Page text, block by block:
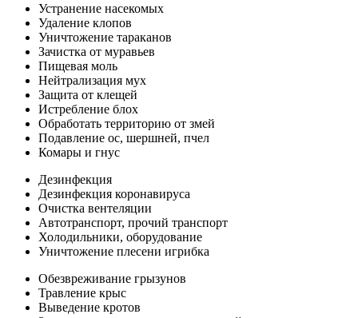
Устранение насекомых
Удаление клопов
Уничтожение тараканов
Зачистка от муравьев
Пищевая моль
Нейтрализация мух
Защита от клещей
Истребление блох
Обработать территорию от змей
Подавление ос, шершней, пчел
Комары и гнус
Дезинфекция
Дезинфекция коронавируса
Очистка вентеляции
Автотранспорт, прочий транспорт
Холодильники, оборудование
Уничтожение плесени игрибка
Обезвреживание грызунов
Травление крыс
Выведение кротов